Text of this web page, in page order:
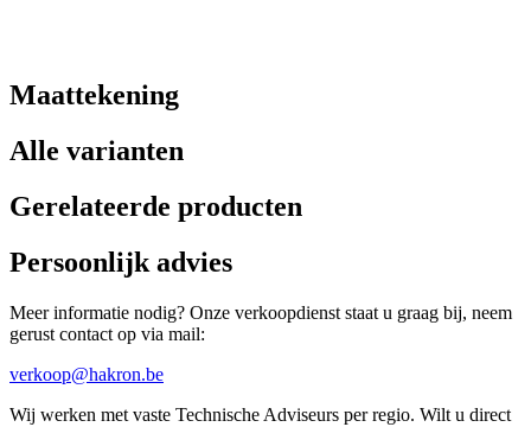
Maattekening
Alle varianten
Gerelateerde producten
Persoonlijk advies
Meer informatie nodig? Onze verkoopdienst staat u graag bij, neem
gerust contact op via mail:
verkoop@hakron.be
Wij werken met vaste Technische Adviseurs per regio. Wilt u direct